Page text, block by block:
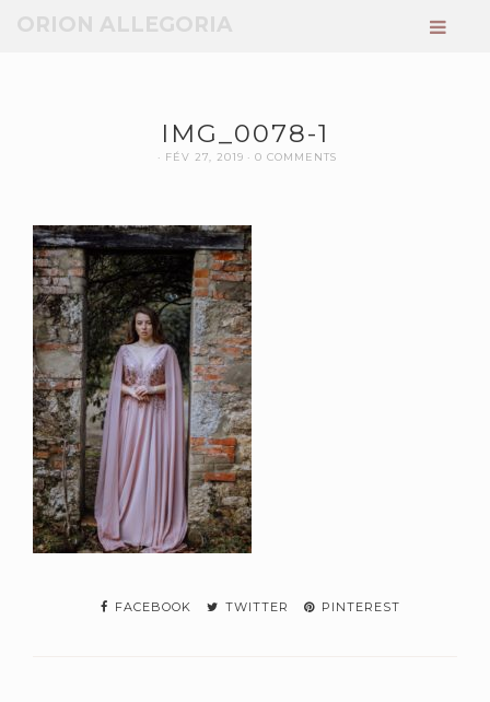
ORION ALLEGORIA
IMG_0078-1
FÉV 27, 2019 0 COMMENTS
FACEBOOK TWITTER PINTEREST